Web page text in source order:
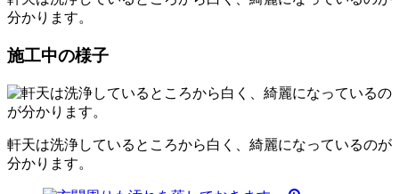
分かります。
施工中の様子
軒天は洗浄しているところから白く、綺麗になっているのが
分かります。